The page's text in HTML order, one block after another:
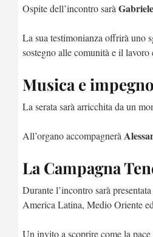
Ospite dell’incontro sarà
La sua testimonianza offrirà uno
sostegno alle comunità e il
Musica e
La serata sarà arricchita da un
All’organo accompagnerà
La Campagna
Durante l’incontro sarà
America Latina, Medio Oriente
Un invito a scoprire come la